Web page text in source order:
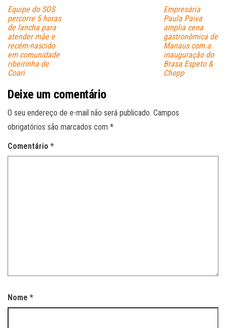
Equipe do SOS
percorre 5 horas
de lancha para
atender mãe e
recém-nascido
em comunidade
ribeirinha de
Coari
Empresária
Paula Paiva
amplia cena
gastronômica de
Manaus com a
inauguração do
Brasa Espeto &
Chopp
Deixe um comentário
O seu endereço de e-mail não será publicado. Campos
obrigatórios são marcados com *
Comentário *
Nome *